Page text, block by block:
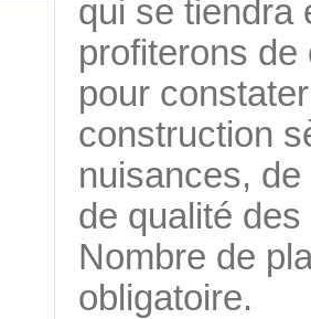
qui se tiendra
profiterons de
pour
construction
nuisances,
de qualité
Nombre de
obligatoire.